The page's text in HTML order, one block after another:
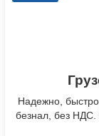
Надежно,
безнал, без НДС.